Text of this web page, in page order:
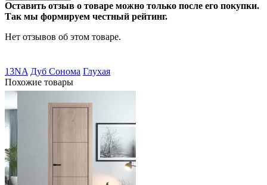
Оставить отзыв о товаре можно только после его покупки.
Так мы формируем честный рейтинг.
Нет отзывов об этом товаре.
13NA Дуб Сонома Глухая
Похожие товары